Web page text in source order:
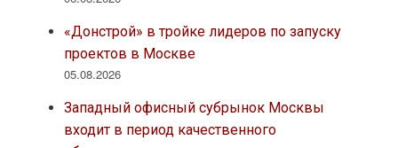
«Донстрой» в тройке лидеров по запуску
проектов в Москве
05.08.2026
Западный офисный субрынок Москвы
входит в период качественного